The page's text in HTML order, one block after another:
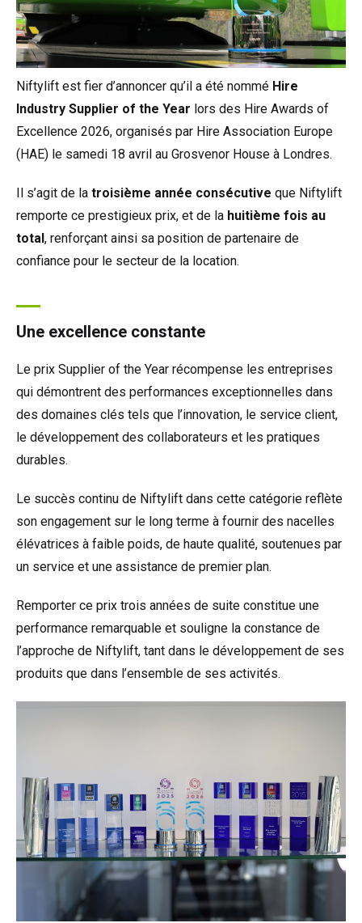
Niftylift est fier d’annoncer qu’il a été nommé Hire
Industry Supplier of the Year lors des Hire Awards of
Excellence 2026, organisés par Hire Association Europe
(HAE) le samedi 18 avril au Grosvenor House à Londres.
Il s’agit de la troisième année consécutive que Niftylift
remporte ce prestigieux prix, et de la huitième fois au
total , renforçant ainsi sa position de partenaire de
confiance pour le secteur de la location.
Une excellence constante
Le prix Supplier of the Year récompense les entreprises
qui démontrent des performances exceptionnelles dans
des domaines clés tels que l’innovation, le service client,
le développement des collaborateurs et les pratiques
durables.
Le succès continu de Niftylift dans cette catégorie reflète
son engagement sur le long terme à fournir des nacelles
élévatrices à faible poids, de haute qualité, soutenues par
un service et une assistance de premier plan.
Remporter ce prix trois années de suite constitue une
performance remarquable et souligne la constance de
l’approche de Niftylift, tant dans le développement de ses
produits que dans l’ensemble de ses activités.